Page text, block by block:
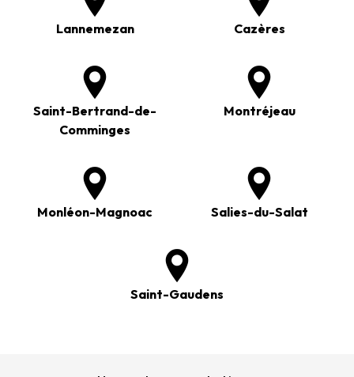
Lannemezan Cazères
Saint-Bertrand-de-
Comminges
Montréjeau
Monléon-Magnoac Salies-du-Salat
Saint-Gaudens